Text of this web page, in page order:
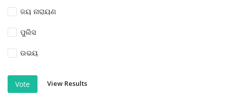
ଜୟ ନାରାୟଣ
ପୁଲିସ
ଉଭୟ
Vote View Results